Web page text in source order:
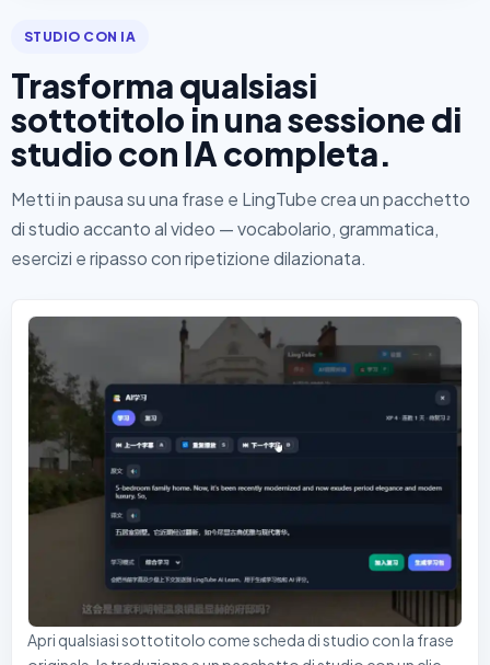
STUDIO CON IA
Trasforma qualsiasi
sottotitolo in una sessione di
studio con IA completa.
Metti in pausa su una frase e LingTube crea un pacchetto
di studio accanto al video — vocabolario, grammatica,
esercizi e ripasso con ripetizione dilazionata.
Apri qualsiasi sottotitolo come scheda di studio con la frase